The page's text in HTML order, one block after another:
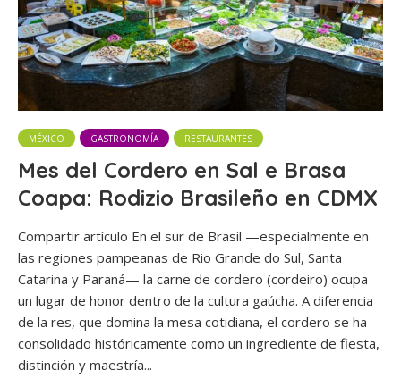
MÉXICO GASTRONOMÍA RESTAURANTES
Mes del Cordero en Sal e Brasa
Coapa: Rodizio Brasileño en CDMX
Compartir artículo En el sur de Brasil —especialmente en
las regiones pampeanas de Rio Grande do Sul, Santa
Catarina y Paraná— la carne de cordero (cordeiro) ocupa
un lugar de honor dentro de la cultura gaúcha. A diferencia
de la res, que domina la mesa cotidiana, el cordero se ha
consolidado históricamente como un ingrediente de fiesta,
distinción y maestría...